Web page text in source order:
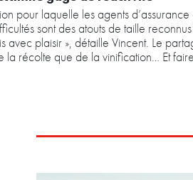
pour laquelle les agents
sont des atouts de taille
avec plaisir », détaille Vincent. Le
la récolte que de la vinification… Et